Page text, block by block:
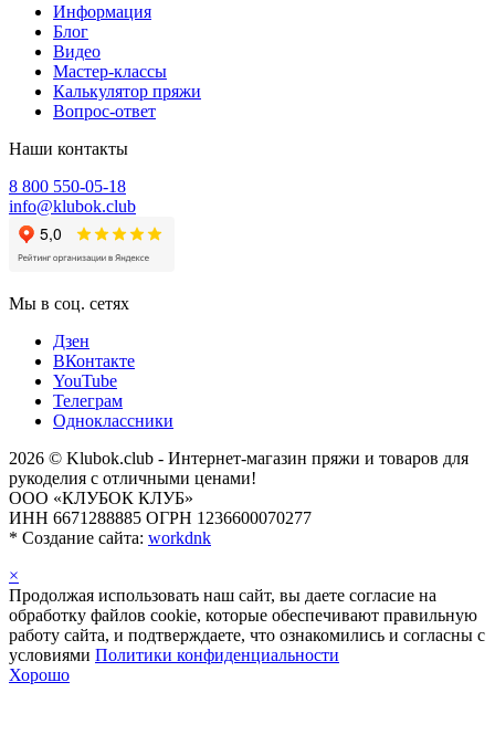
Информация
Блог
Видео
Мастер-классы
Калькулятор пряжи
Вопрос-ответ
Наши контакты
8 800 550-05-18
info@klubok.club
Мы в соц. сетях
Дзен
ВКонтакте
YouTube
Телеграм
Одноклассники
2026 © Klubok.club - Интернет-магазин пряжи и товаров для
рукоделия с отличными ценами!
ООО «КЛУБОК КЛУБ»
ИНН 6671288885 ОГРН 1236600070277
* Создание сайта: workdnk
×
Продолжая использовать наш сайт, вы даете согласие на
обработку файлов cookie, которые обеспечивают правильную
работу сайта, и подтверждаете, что ознакомились и согласны с
условиями Политики конфиденциальности
Хорошо